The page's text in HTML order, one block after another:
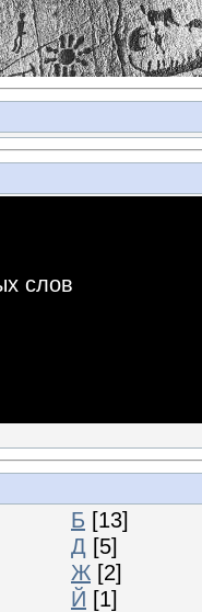
слов
Б [13]
Д [5]
Ж [2]
Й [1]